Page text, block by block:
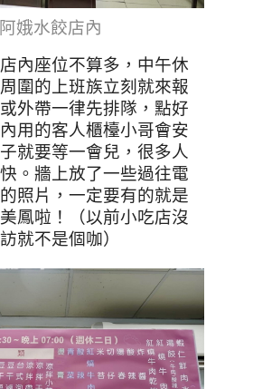
阿娥水餃店內
店內座位不算多，中午休
圍的上班族立刻就來報
外帶一律先排隊，點好
用的客人櫃檯小哥會安
就要等一會兒，很多人
。牆上放了一些過往電
照片，一定要有的就是
美鳳啦！（以前小吃店沒
就不是個咖）